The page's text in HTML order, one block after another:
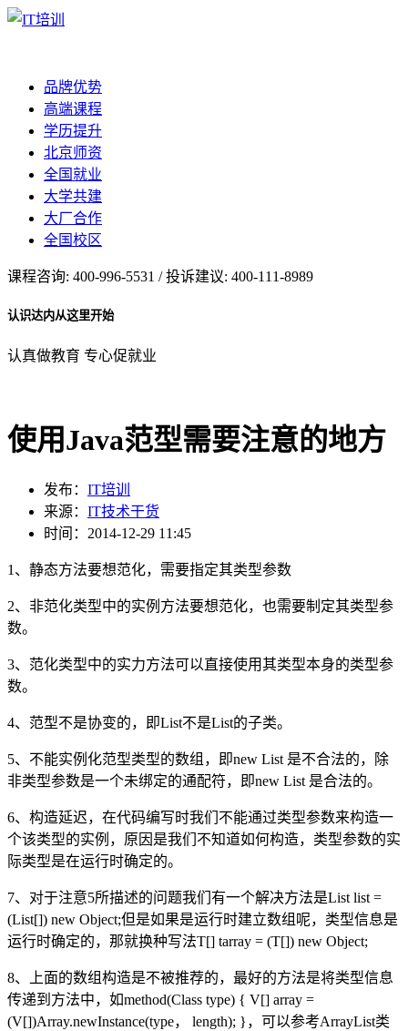
品牌优势
高端课程
学历提升
北京师资
全国就业
大学共建
大厂合作
全国校区
课程咨询: 400-996-5531 / 投诉建议: 400-111-8989
认识达内从这里开始
认真做教育 专心促就业
使用Java范型需要注意的地方
发布： IT培训
来源： IT技术干货
时间：2014-12-29 11:45
1、静态方法要想范化，需要指定其类型参数
2、非范化类型中的实例方法要想范化，也需要制定其类型参
数。
3、范化类型中的实力方法可以直接使用其类型本身的类型参
数。
4、范型不是协变的，即List不是List的子类。
5、不能实例化范型类型的数组，即new List 是不合法的，除
非类型参数是一个未绑定的通配符，即new List 是合法的。
6、构造延迟，在代码编写时我们不能通过类型参数来构造一
个该类型的实例，原因是我们不知道如何构造，类型参数的实
际类型是在运行时确定的。
7、对于注意5所描述的问题我们有一个解决方法是List list =
(List[]) new Object;但是如果是运行时建立数组呢，类型信息是
运行时确定的，那就换种写法T[] tarray = (T[]) new Object;
8、上面的数组构造是不被推荐的，最好的方法是将类型信息
传递到方法中，如method(Class type) { V[] array =
(V[])Array.newInstance(type， length); }，可以参考ArrayList类